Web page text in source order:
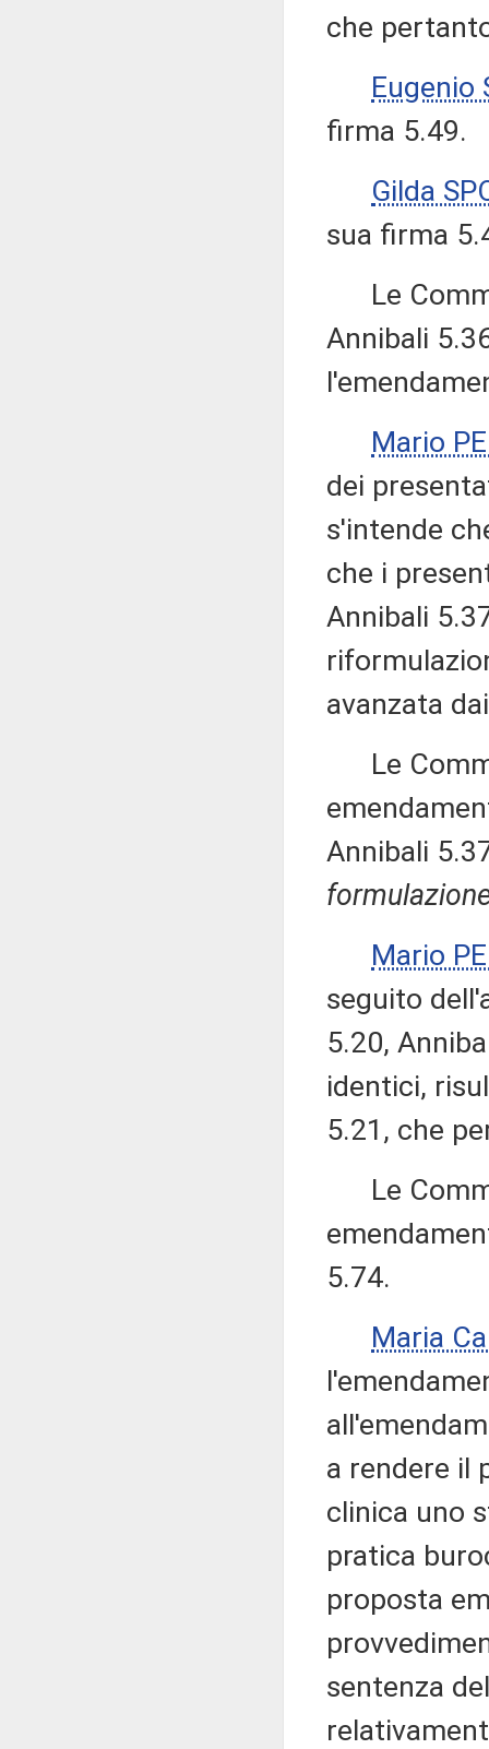
che
Eugenio
firma 5.49.
Gilda
sua firma
Le
Annibali
Mario
dei
s'intende
che i
Annibali
avanzata
Le
Annibali
Mario
seguito
5.20,
identici,
5.21, che
Le
5.74.
Maria
a rendere il
clinica uno
pratica
proposta
sentenza